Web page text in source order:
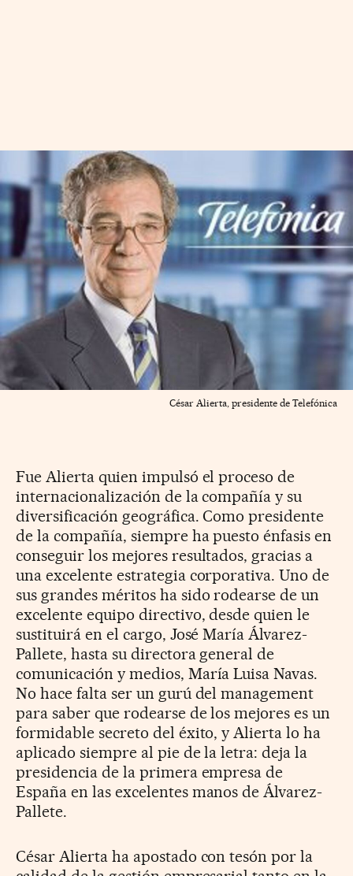
César Alierta, presidente de Telefónica
Fue Alierta quien impulsó el proceso de
internacionalización de la compañía y su
diversificación geográfica. Como presidente
de la compañía, siempre ha puesto énfasis en
conseguir los mejores resultados, gracias a
una excelente estrategia corporativa. Uno de
sus grandes méritos ha sido rodearse de un
excelente equipo directivo, desde quien le
sustituirá en el cargo, José María Álvarez-
Pallete, hasta su directora general de
comunicación y medios, María Luisa Navas.
No hace falta ser un gurú del management
para saber que rodearse de los mejores es un
formidable secreto del éxito, y Alierta lo ha
aplicado siempre al pie de la letra: deja la
presidencia de la primera empresa de
España en las excelentes manos de Álvarez-
Pallete.
César Alierta ha apostado con tesón por la